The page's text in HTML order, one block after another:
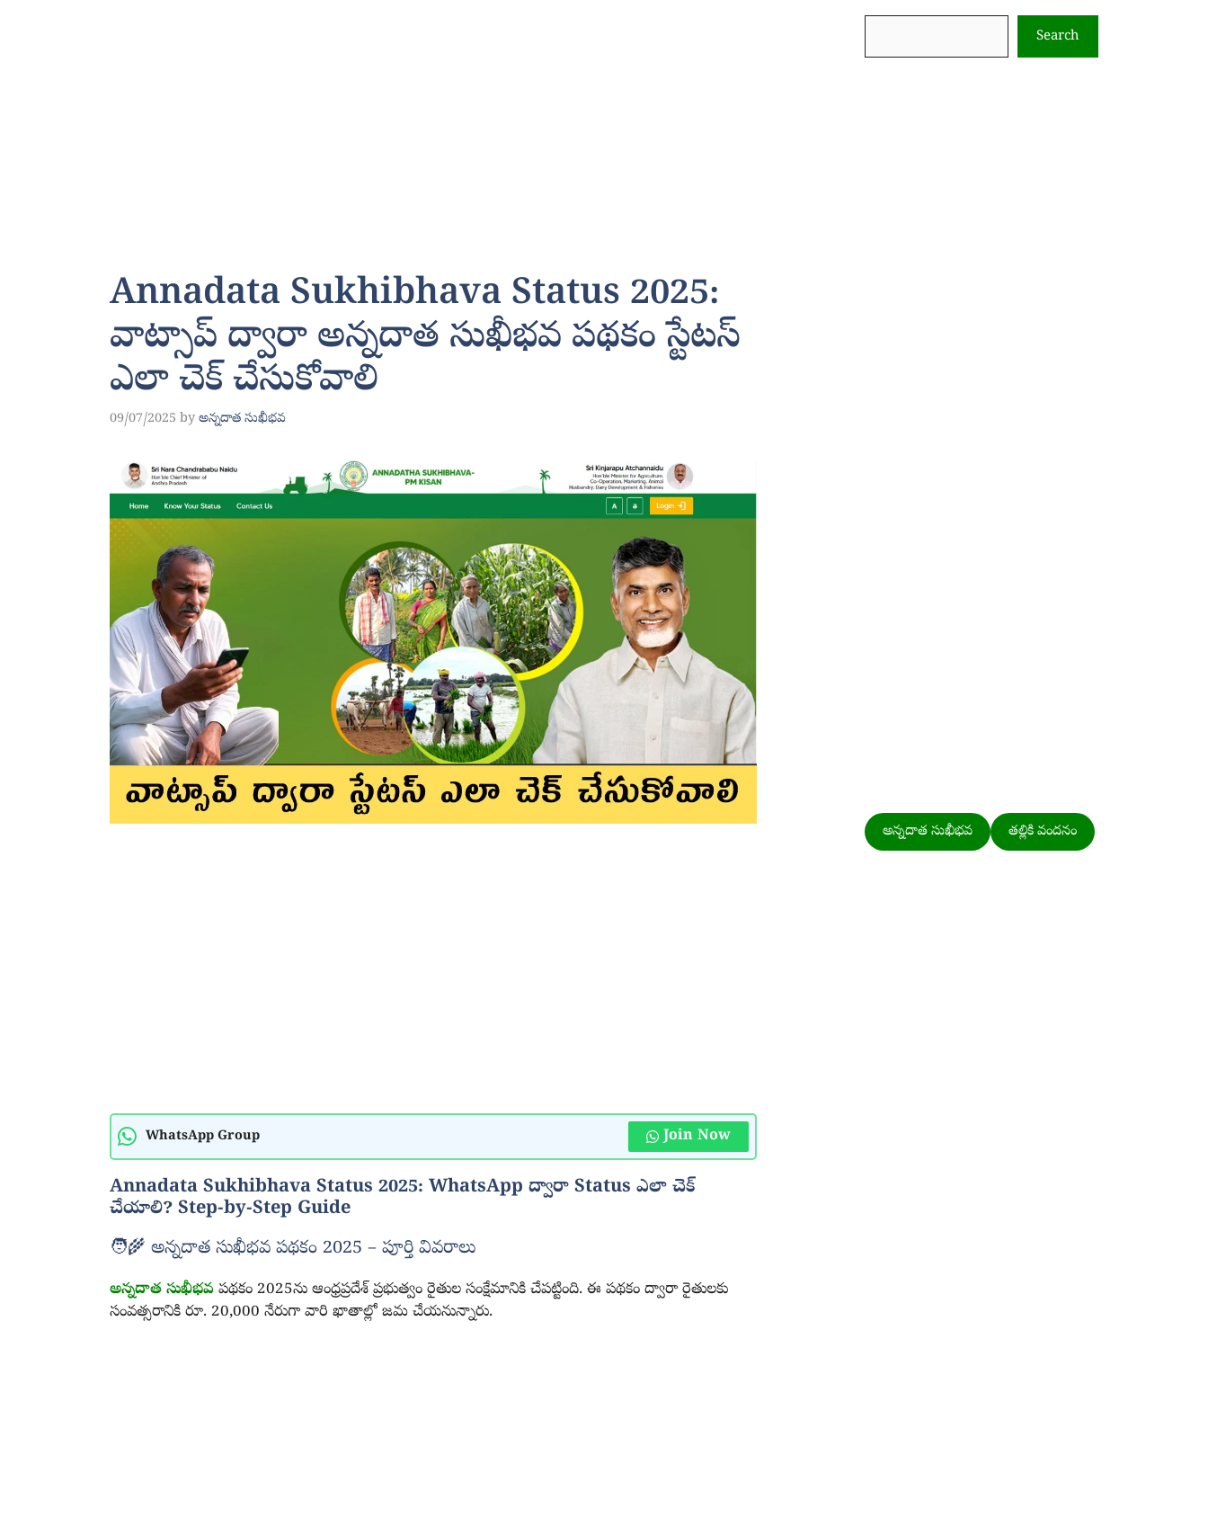
Annadata Sukhibhava Status 2025:
వాట్సాప్ ద్వారా అన్నదాత సుఖీభవ పథకం స్టేటస్‌
ఎలా చెక్ చేసుకోవాలి
09/07/2025 by అన్నదాత సుఖీభవ
WhatsApp Group Join Now
Annadata Sukhibhava Status 2025: WhatsApp ద్వారా Status ఎలా చెక్
చేయాలి? Step-by-Step Guide
🧑‍🌾 అన్నదాత సుఖీభవ పథకం 2025 – పూర్తి వివరాలు
అన్నదాత సుఖీభవ పథకం 2025ను ఆంధ్రప్రదేశ్ ప్రభుత్వం రైతుల సంక్షేమానికి చేపట్టింది. ఈ పథకం ద్వారా రైతులకు
సంవత్సరానికి రూ. 20,000 నేరుగా వారి ఖాతాల్లో జమ చేయనున్నారు.
Search
అన్నదాత సుఖీభవ తల్లికి వందనం